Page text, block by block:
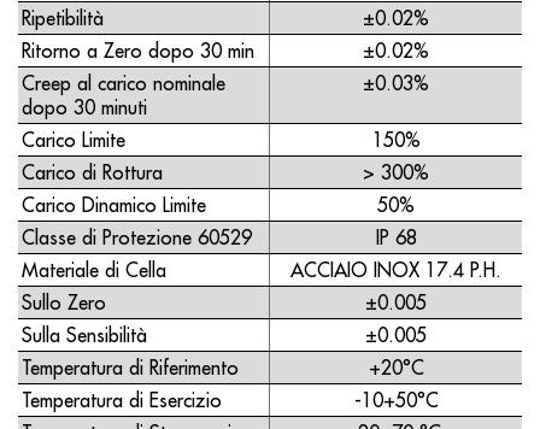
Ripetibilità
±0.02%
Ritorno a Zero dopo 30 min
±0.02%
Creep al carico nominale
dopo 30 minuti
±0.03%
Carico Limite
150%
Carico di Rottura
> 300%
Carico Dinamico Limite
50%
Classe di Protezione 60529
IP 68
Materiale di Cella
ACCIAIO INOX 17.4 P.H.
Sullo Zero
±0.005
Sulla Sensibilità
±0.005
Temperatura di Riferimento
+20°C
Temperatura di Esercizio
-10+50°C